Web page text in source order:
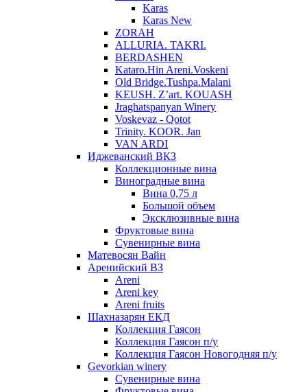
Karas
Karas New
ZORAH
ALLURIA. TAKRI.
BERDASHEN
Kataro.Hin Areni.Voskeni
Old Bridge.Tushpa.Malani
KEUSH. Z’art. KOUASH
Jraghatspanyan Winery
Voskevaz - Qotot
Trinity. KOOR. Jan
VAN ARDI
Иджеванский ВКЗ
Коллекционные вина
Виноградные вина
Вина 0,75 л
Большой объем
Эксклюзивные вина
Фруктовые вина
Cувенирные вина
Матевосян Вайн
Аренийский ВЗ
Areni
Areni key
Areni fruits
Шахназарян ЕКД
Коллекция Гаясон
Коллекция Гаясон п/у
Коллекция Гаясон Новогодняя п/у
Gevorkian winery
Сувенирные вина